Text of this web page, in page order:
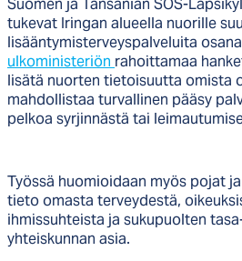
Suomen ja Tansanian SOS-
tukevat Iringan alueella nuorille
lisääntymisterveyspalveluita osana
ulkoministeriön rahoittamaa
lisätä nuorten tietoisuutta omista
mahdollistaa turvallinen pääsy
pelkoa syrjinnästä tai
Työssä huomioidaan myös pojat
tieto omasta terveydestä,
ihmissuhteista ja sukupuolten
yhteiskunnan asia.